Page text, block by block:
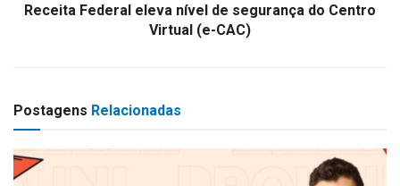
Receita Federal eleva nível de segurança do Centro
Virtual (e-CAC)
Postagens Relacionadas